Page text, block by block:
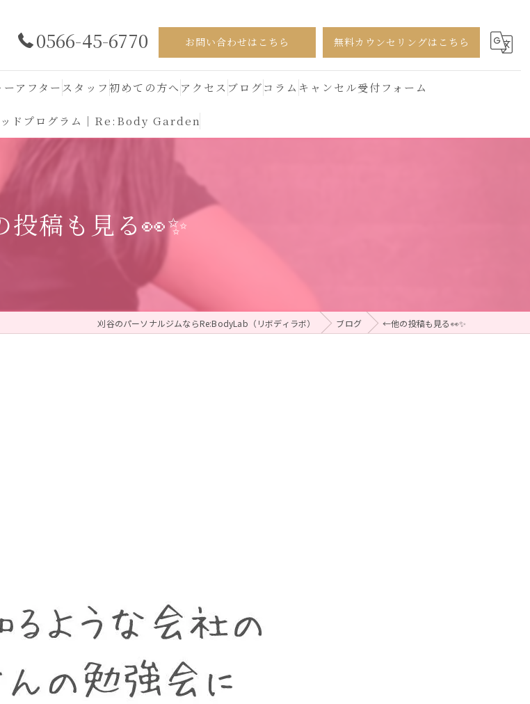
0566-45-6770 お問い合わせはこちら 無料カウンセリングはこちら
ーアフター スタッフ初めての方へ アクセス ブログコラム キャンセル受付フォーム
ッドプログラム｜Re:Body Garden
稿も見る👀✨
刈谷のパーソナルジムならRe:BodyLab（リボディラボ） ブログ ←他の投稿も見る👀✨